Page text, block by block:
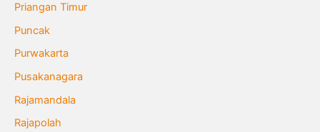
Priangan Timur
Puncak
Purwakarta
Pusakanagara
Rajamandala
Rajapolah